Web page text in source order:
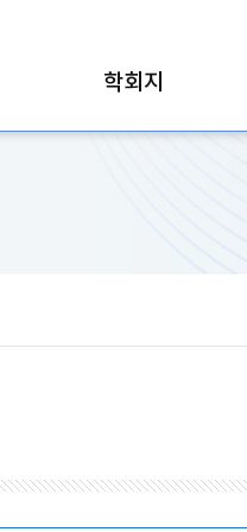
학회지